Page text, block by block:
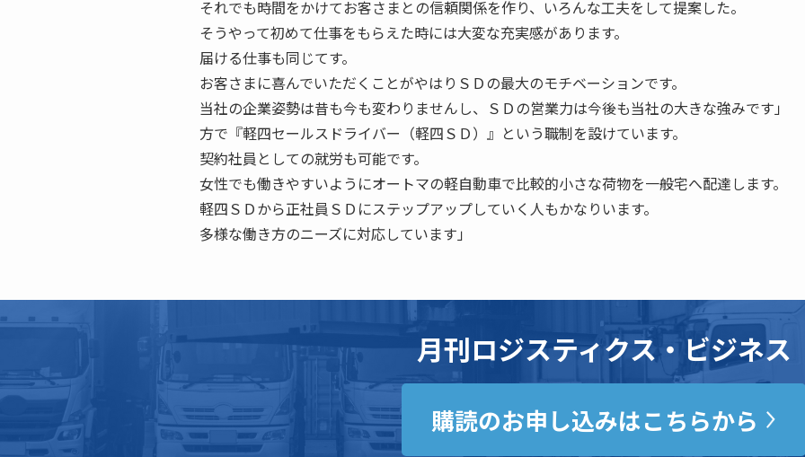
それでも時間をかけてお客さまとの信頼関係を作り、いろんな工夫をして提案した。
そうやって初めて仕事をもらえた時には大変な充実感があります。
届ける仕事も同じてす。
お客さまに喜んでいただくことがやはりＳＤの最大のモチベーションです。
当社の企業姿勢は昔も今も変わりませんし、ＳＤの営業力は今後も当社の大きな強みです
方で『軽四セールスドライバー（軽四ＳＤ）』という職制を設けています。
契約社員としての就労も可能です。
女性でも働きやすいようにオートマの軽自動車で比較的小さな荷物を一般宅へ配達します。
軽四ＳＤから正社員ＳＤにステップアップしていく人もかなりいます。
多様な働き方のニーズに対応しています」
月刊ロジスティクス・ビジネス
購読のお申し込みはこちらから